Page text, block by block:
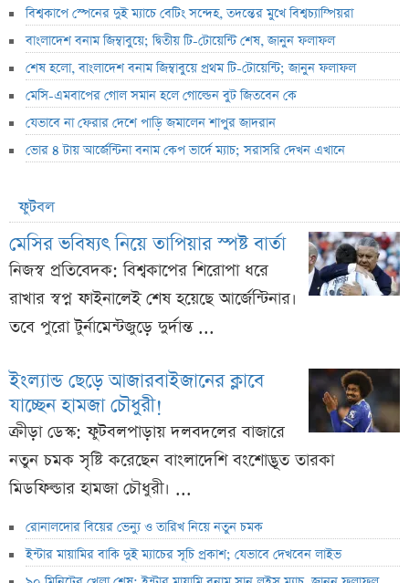
বিশ্বকাপে স্পেনের দুই ম্যাচে বেটিং সন্দেহ, তদন্তের মুখে বিশ্বচ্যাম্পিয়রা
বাংলাদেশ বনাম জিম্বাবুয়ে; দ্বিতীয় টি-টোয়েন্টি শেষ, জানুন ফলাফল
শেষ হলো, বাংলাদেশ বনাম জিম্বাবুয়ে প্রথম টি-টোয়েন্টি; জানুন ফলাফল
মেসি-এমবাপের গোল সমান হলে গোল্ডেন বুট জিতবেন কে
যেভাবে না ফেরার দেশে পাড়ি জমালেন শাপুর জাদরান
ভোর ৪ টায় আর্জেন্টিনা বনাম কেপ ভার্দে ম্যাচ; সরাসরি দেখন এখানে
ফুটবল
মেসির ভবিষ্যৎ নিয়ে তাপিয়ার স্পষ্ট বার্তা
নিজস্ব প্রতিবেদক: বিশ্বকাপের শিরোপা ধরে
রাখার স্বপ্ন ফাইনালেই শেষ হয়েছে আর্জেন্টিনার।
তবে পুরো টুর্নামেন্টজুড়ে দুর্দান্ত ...
ইংল্যান্ড ছেড়ে আজারবাইজানের ক্লাবে
যাচ্ছেন হামজা চৌধুরী!
ক্রীড়া ডেস্ক: ফুটবলপাড়ায় দলবদলের বাজারে
নতুন চমক সৃষ্টি করেছেন বাংলাদেশি বংশোদ্ভূত তারকা
মিডফিল্ডার হামজা চৌধুরী। ...
রোনালদোর বিয়ের ভেন্যু ও তারিখ নিয়ে নতুন চমক
ইন্টার মায়ামির বাকি দুই ম্যাচের সূচি প্রকাশ; যেভাবে দেখবেন লাইভ